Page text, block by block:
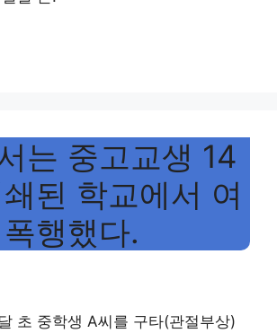
는 중고교생 14
된 학교에서 여
행했다.
초 중학생 A씨를 구타(관절부상)